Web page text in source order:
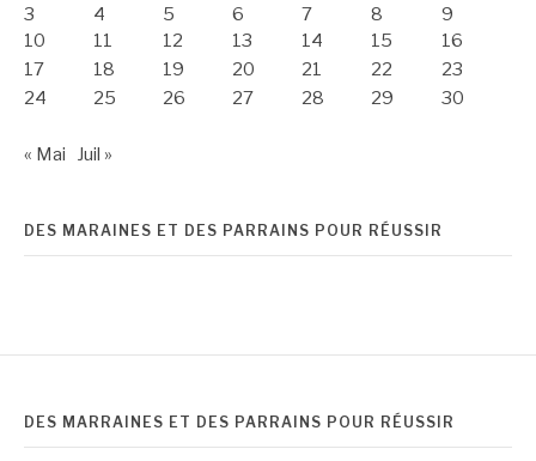
3
4 5 6 7 8
9
10
11 12 13 14 15
16
17
18 19 20 21 22
23
24
25 26 27 28 29 30
« Mai Juil »
DES MARAINES ET DES PARRAINS POUR RÉUSSIR
DES MARRAINES ET DES PARRAINS POUR RÉUSSIR